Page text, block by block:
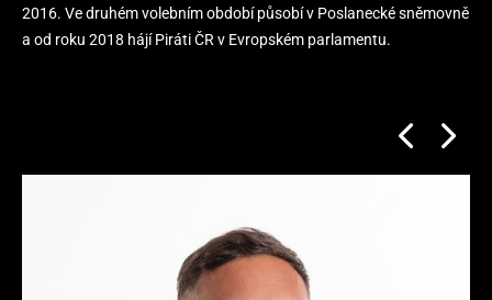
2016. Ve druhém volebním období působí v Poslanecké sněmovně
a od roku 2018 hájí Piráti ČR v Evropském parlamentu.